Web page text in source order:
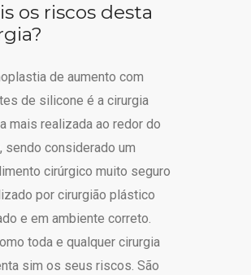
os riscos desta
de aumento com
de silicone é a cirurgia
mais realizada ao redor do
sendo considerado um
cirúrgico muito seguro
por cirurgião plástico
e em ambiente correto.
toda e qualquer cirurgia
sim os seus riscos. São